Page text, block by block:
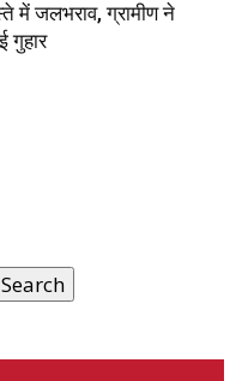
में जलभराव, ग्रामीण ने
गुहार
Search